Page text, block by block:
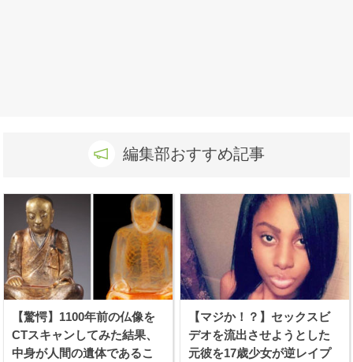
編集部おすすめ記事
【驚愕】1100年前の仏像を
CTスキャンしてみた結果、
中身が人間の遺体であるこ
【マジか！？】セックスビ
デオを流出させようとした
元彼を17歳少女が逆レイプ